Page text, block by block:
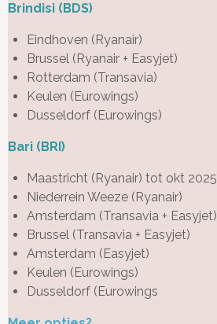
Brindisi (BDS)
Eindhoven (Ryanair)
Brussel (Ryanair + Easyjet)
Rotterdam (Transavia)
Keulen (Eurowings)
Dusseldorf (Eurowings)
Bari (BRI)
Maastricht (Ryanair) tot okt 2025
Niederrein Weeze (Ryanair)
Amsterdam (Transavia + Easyjet)
Brussel (Transavia + Easyjet)
Amsterdam (Easyjet)
Keulen (Eurowings)
Dusseldorf (Eurowings